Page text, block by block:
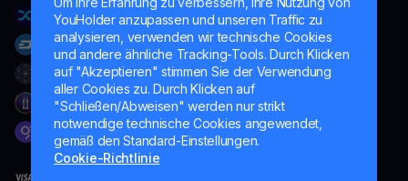
YouHolder anzupassen und unseren Traffic zu
analysieren, verwenden wir technische Cookies
und andere ähnliche Tracking-Tools. Durch Klicken
auf "Akzeptieren" stimmen Sie der Verwendung
aller Cookies zu. Durch Klicken auf
"Schließen/Abweisen" werden nur strikt
notwendige technische Cookies angewendet,
gemäß den Standard-Einstellungen.
Cookie-Richtlinie